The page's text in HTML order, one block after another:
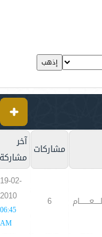
مشاركات آخر
مشاركة
6
19-02-
2010
06:45
AM